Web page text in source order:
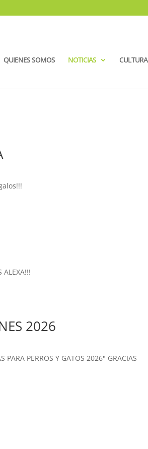
QUIENES SOMOS NOTICIAS CULTURA
ALEXA!!!
2026
PARA PERROS Y GATOS 2026" GRACIAS